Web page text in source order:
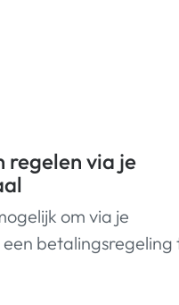
regelen via je
om via je
betalingsregeling